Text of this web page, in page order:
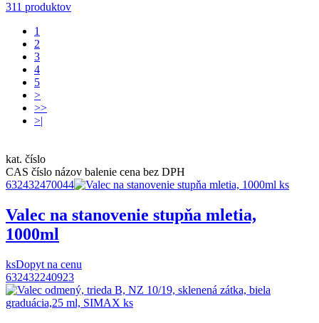
311 produktov
1
2
3
4
5
>
>>
>|
kat. číslo
CAS číslo názov balenie cena bez DPH
632432470044
Valec na stanovenie stupňa mletia,
1000ml
ksDopyt na cenu
632432240923